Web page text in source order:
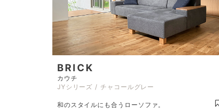
BRICK
カウチ
JYシリーズ / チャコールグレー
和のスタイルにも合うローソファ。